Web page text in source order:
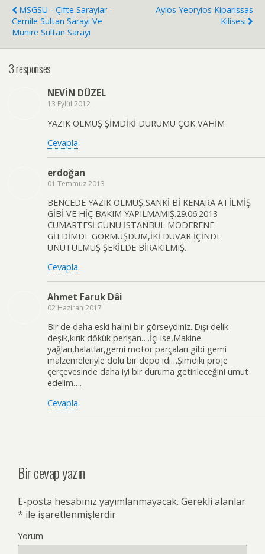
MSGSU - Çifte Saraylar -
Cemile Sultan Sarayı Ve
Münire Sultan Sarayı
Ayios Yeoryios Kiparissas
Kilisesi
3 responses
NEVİN DÜZEL
13 Eylül 2012
YAZIK OLMUŞ ŞİMDİKİ DURUMU ÇOK VAHİM
Cevapla
erdoğan
01 Temmuz 2013
BENCEDE YAZIK OLMUŞ,SANKİ Bİ KENARA ATİLMİŞ
GİBİ VE HİÇ BAKIM YAPILMAMIŞ.29.06.2013
CUMARTESİ GÜNÜ İSTANBUL MODERENE
GİTDİMDE GÖRMÜŞDÜM,İKİ DUVAR İÇİNDE
UNUTULMUŞ ŞEKİLDE BİRAKILMIŞ.
Cevapla
Ahmet Faruk Dâi
02 Haziran 2017
Bir de daha eski halini bir görseydiniz..Dışı delik
deşik,kırık dökük perişan….İçi ise,Makine
yağları,halatlar,gemi motor parçaları gibi gemi
malzemeleriyle dolu bir depo idi…Şimdiki proje
çerçevesinde daha iyi bir duruma getirileceğini umut
edelim….
Cevapla
Bir cevap yazın
E-posta hesabınız yayımlanmayacak. Gerekli alanlar
* ile işaretlenmişlerdir
Yorum